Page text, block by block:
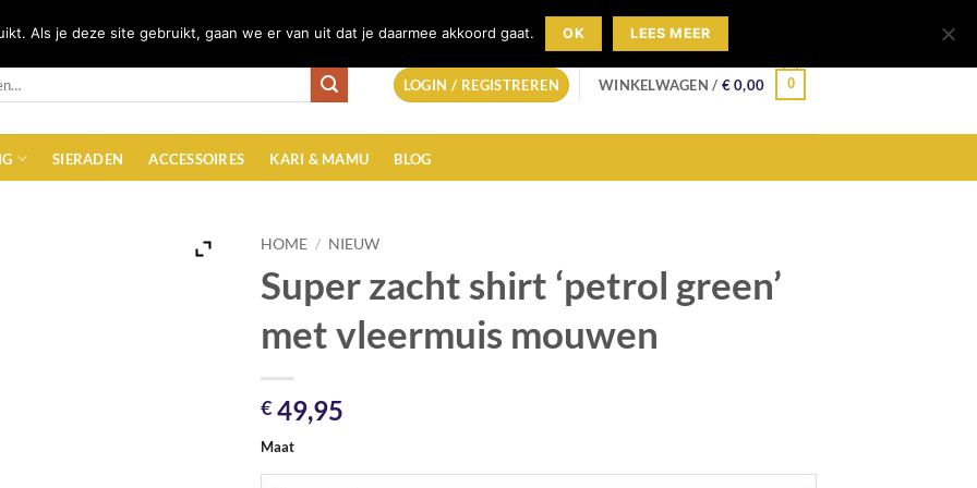
Winkelwagen Wensenlijst
LOGIN / REGISTREREN WINKELWAGEN / €0,00 0
SIERADEN ACCESSOIRES KARI & MAMU BLOG
HOME / NIEUW
Super zacht shirt ‘petrol green’
met vleermuis mouwen
€ 49,95
Maat
Als je deze site gebruikt, gaan we er van uit dat je daarmee akkoord gaat. OK LEES MEER